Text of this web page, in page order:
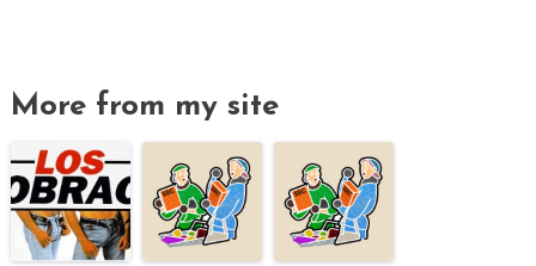
More from my site